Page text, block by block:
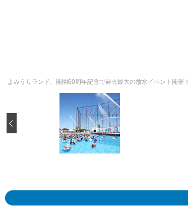
よみうりランド、開園60周年記念で過去最大の放水イベント開催！